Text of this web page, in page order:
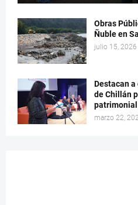
Obras
Ñuble en
julio 15, 2026
Destacan
de Chillán
patrimonial
marzo 22,